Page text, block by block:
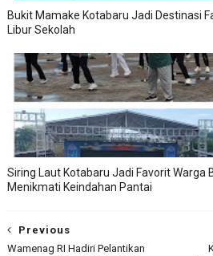
Bukit Mamake Kotabaru Jadi Destinasi
Libur Sekolah
Siring Laut Kotabaru Jadi Favorit Warga
Menikmati Keindahan Pantai
Previous
Wamenag RI Hadiri Pelantikan